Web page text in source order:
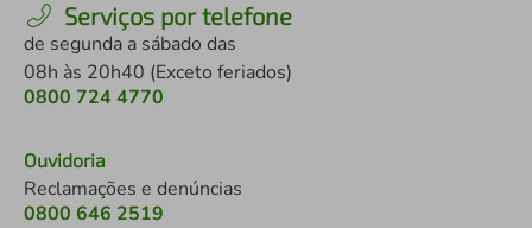
Serviços por telefone
de segunda a sábado das
08h às 20h40 (Exceto feriados)
0800 724 4770
Ouvidoria
Reclamações e denúncias
0800 646 2519